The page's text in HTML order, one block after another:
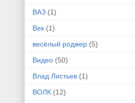
ВАЗ (1)
Век (1)
весёлый роджер (5)
Видео (50)
Влад Листьев (1)
ВОЛК (12)